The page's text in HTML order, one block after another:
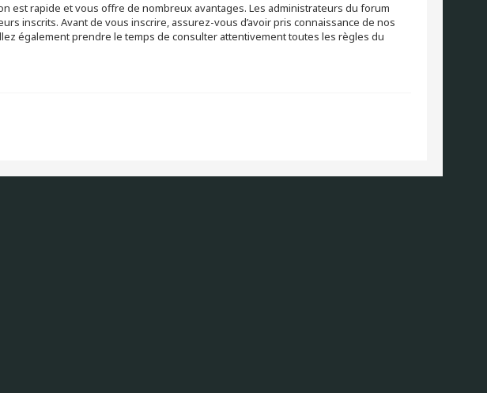
est rapide et vous offre de nombreux avantages. Les administrateurs du forum
inscrits. Avant de vous inscrire, assurez-vous d’avoir pris connaissance de nos
également prendre le temps de consulter attentivement toutes les règles du